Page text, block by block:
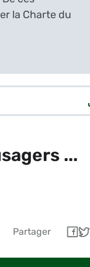
la Charte du
...
Partager